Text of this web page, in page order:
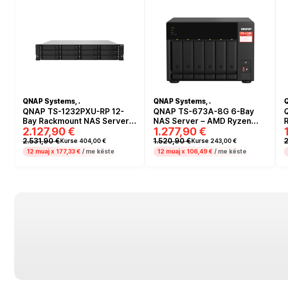
QNAP Systems, .
QNAP TS-1232PXU-RP 12-
Bay Rackmount NAS Server –
ARM Cortex-A57, 4GB DDR4,
10GbE SFP+, Redundant PSU
2.127,90 €
2.531,90 €Kurse 404,00 €
12 muaj x 177,33 € / me këste
QNAP Systems, .
QNAP TS-673A-8G 6-Bay
NAS Server – AMD Ryzen
V1500B, 8GB DDR4, 2x
2.5GbE, M.2 NVMe SSD
Cache
1.277,90 €
1.520,90 €Kurse 243,00 €
12 muaj x 106,49 € / me këste